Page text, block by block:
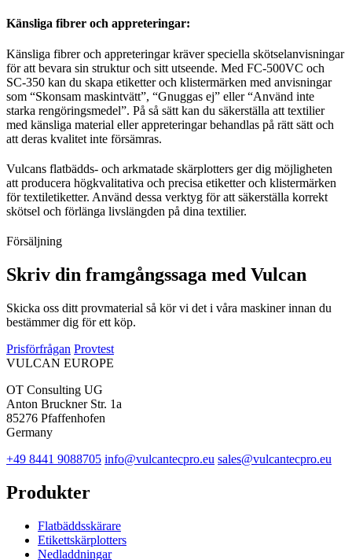
Känsliga fibrer och appreteringar:
Känsliga fibrer och appreteringar kräver speciella skötselanvisningar
för att bevara sin struktur och sitt utseende. Med FC-500VC och
SC-350 kan du skapa etiketter och klistermärken med anvisningar
som “Skonsam maskintvätt”, “Gnuggas ej” eller “Använd inte
starka rengöringsmedel”. På så sätt kan du säkerställa att textilier
med känsliga material eller appreteringar behandlas på rätt sätt och
att deras kvalitet inte försämras.
Vulcans flatbädds- och arkmatade skärplotters ger dig möjligheten
att producera högkvalitativa och precisa etiketter och klistermärken
för textiletiketter. Använd dessa verktyg för att säkerställa korrekt
skötsel och förlänga livslängden på dina textilier.
Försäljning
Skriv din framgångssaga med Vulcan
Skicka oss ditt provmaterial så kör vi det i våra maskiner innan du
bestämmer dig för ett köp.
Prisförfrågan Provtest
VULCAN EUROPE
OT Consulting UG
Anton Bruckner Str. 1a
85276 Pfaffenhofen
Germany
+49 8441 9088705 info@vulcantecpro.eu sales@vulcantecpro.eu
Produkter
Flatbäddsskärare
Etikettskärplotters
Nedladdningar